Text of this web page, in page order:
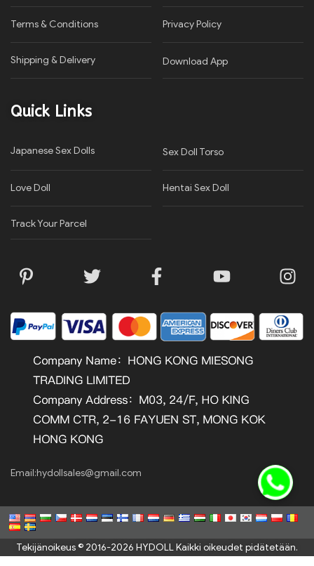
Terms & Conditions Privacy Policy​
Shipping & Delivery Download App
Quick Links
Japanese Sex Dolls Sex Doll Torso
Love Doll Hentai Sex Doll
Track Your Parcel
Email:hydollsales@gmail.com
Tekijänoikeus © 2016-2026 HYDOLL Kaikki oikeudet pidätetään.